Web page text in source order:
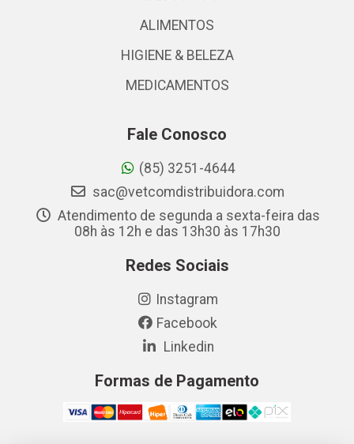
ALIMENTOS
HIGIENE & BELEZA
MEDICAMENTOS
Fale Conosco
(85) 3251-4644
sac@vetcomdistribuidora.com
Atendimento de segunda a sexta-feira das
08h às 12h e das 13h30 às 17h30
Redes Sociais
Instagram
Facebook
Linkedin
Formas de Pagamento